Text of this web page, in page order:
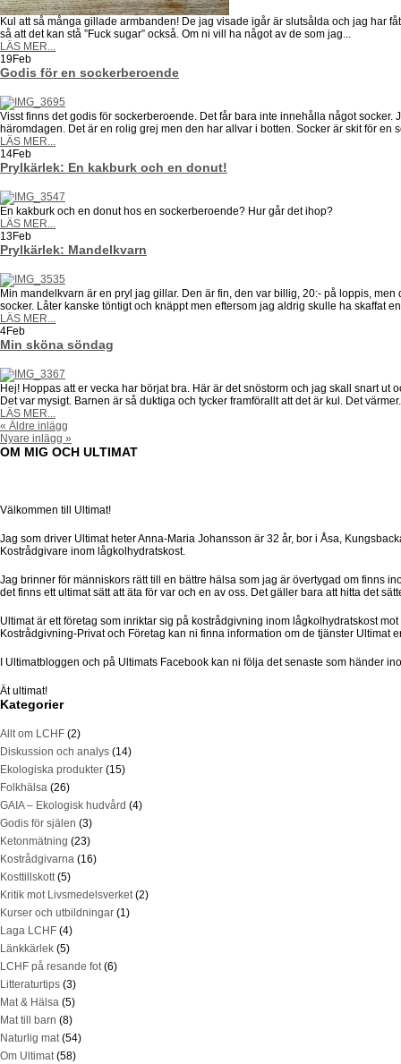
Kul att så många gillade armbanden! De jag visade igår är slutsålda och jag har
så att det kan stå ”Fuck sugar” också. Om ni vill ha något av de som jag...
LÄS MER...
19Feb
Godis för en sockerberoende
Visst finns det godis för sockerberoende. Det får bara inte innehålla något
häromdagen. Det är en rolig grej men den har allvar i botten. Socker är skit för en
LÄS MER...
14Feb
Prylkärlek: En kakburk och en donut!
En kakburk och en donut hos en sockerberoende? Hur går det
LÄS MER...
13Feb
Prylkärlek: Mandelkvarn
Min mandelkvarn är en pryl jag gillar. Den är fin, den var billig, 20:- på loppis,
socker. Låter kanske töntigt och knäppt men eftersom jag aldrig skulle ha skaffat
LÄS MER...
4Feb
Min sköna söndag
Hej! Hoppas att er vecka har börjat bra. Här är det snöstorm och jag skall snart
Det var mysigt. Barnen är så duktiga och tycker framförallt att det är kul. Det
LÄS MER...
« Äldre inlägg
Nyare inlägg »
OM MIG OCH ULTIMAT
Välkommen till Ultimat!
Jag som driver Ultimat heter Anna-Maria Johansson är 32 år, bor i Åsa,
Kostrådgivare inom lågkolhydratskost.
Jag brinner för människors rätt till en bättre hälsa som jag är övertygad om finns
det finns ett ultimat sätt att äta för var och en av oss. Det gäller bara att hitta det
Ultimat är ett företag som inriktar sig på kostrådgivning inom lågkolhydratskost
Kostrådgivning-Privat och Företag kan ni finna information om de tjänster Ultimat
I Ultimatbloggen och på Ultimats Facebook kan ni följa det senaste som händer
Ät ultimat!
Kategorier
Allt om LCHF (2)
Diskussion och analys (14)
Ekologiska produkter (15)
Folkhälsa (26)
GAIA – Ekologisk hudvård (4)
Godis för själen (3)
Ketonmätning (23)
Kostrådgivarna (16)
Kosttillskott(5)
Kritik mot Livsmedelsverket(2)
Kurser och utbildningar (1)
Laga LCHF (4)
Länkkärlek (5)
LCHF på resande fot(6)
Litteraturtips (3)
Mat & Hälsa (5)
Mat till barn (8)
Naturlig mat(54)
Om Ultimat(58)